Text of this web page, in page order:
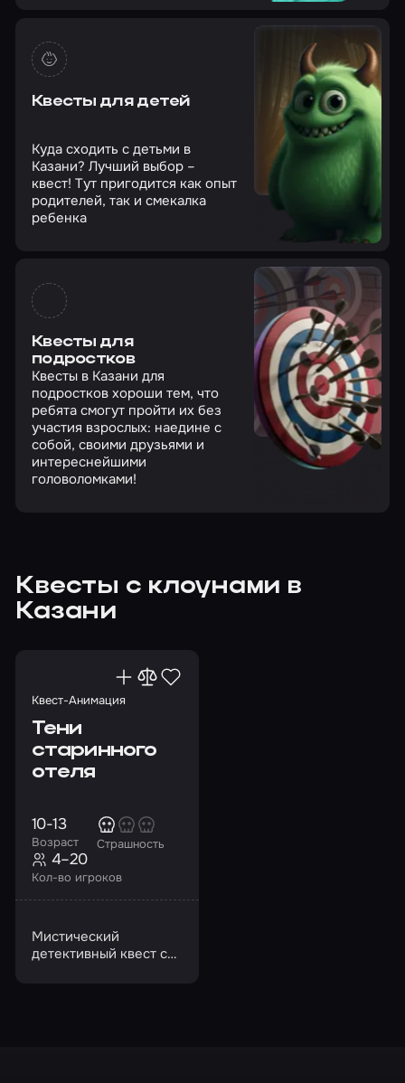
Квесты для детей
Куда сходить с детьми в
Казани? Лучший выбор –
квест! Тут пригодится как опыт
родителей, так и смекалка
ребенка
Квесты для
подростков
Квесты в Казани для
подростков хороши тем, что
ребята смогут пройти их без
участия взрослых: наедине с
собой, своими друзьями и
интереснейшими
головоломками!
Квесты с клоунами в
Казани
Квест-Анимация
Тени
старинного
отеля
Возраст
10-13
Страшность
Кол-во игроков
4–20
Мистический
детективный квест с